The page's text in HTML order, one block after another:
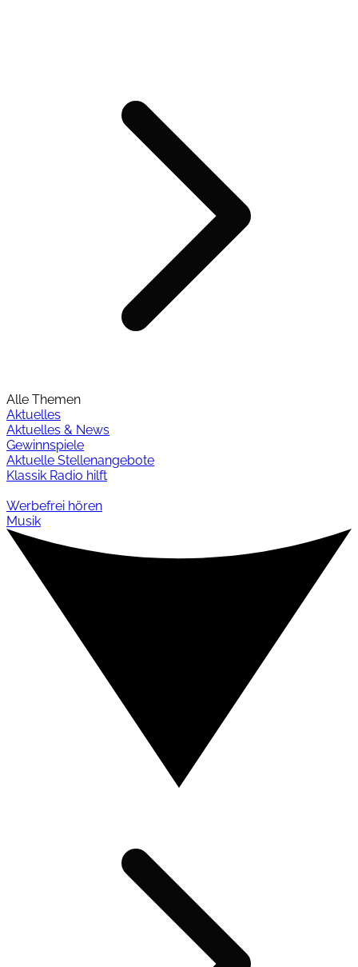
Alle Themen
Aktuelles
Aktuelles & News
Gewinnspiele
Aktuelle Stellenangebote
Klassik Radio hilft
Werbefrei hören
Musik